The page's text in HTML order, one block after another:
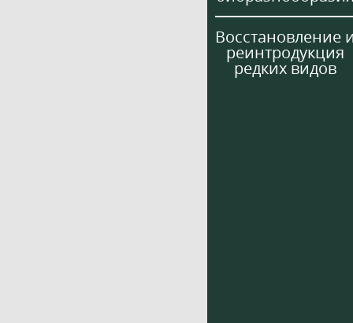
Восстановление
реинтродукция
редких видов